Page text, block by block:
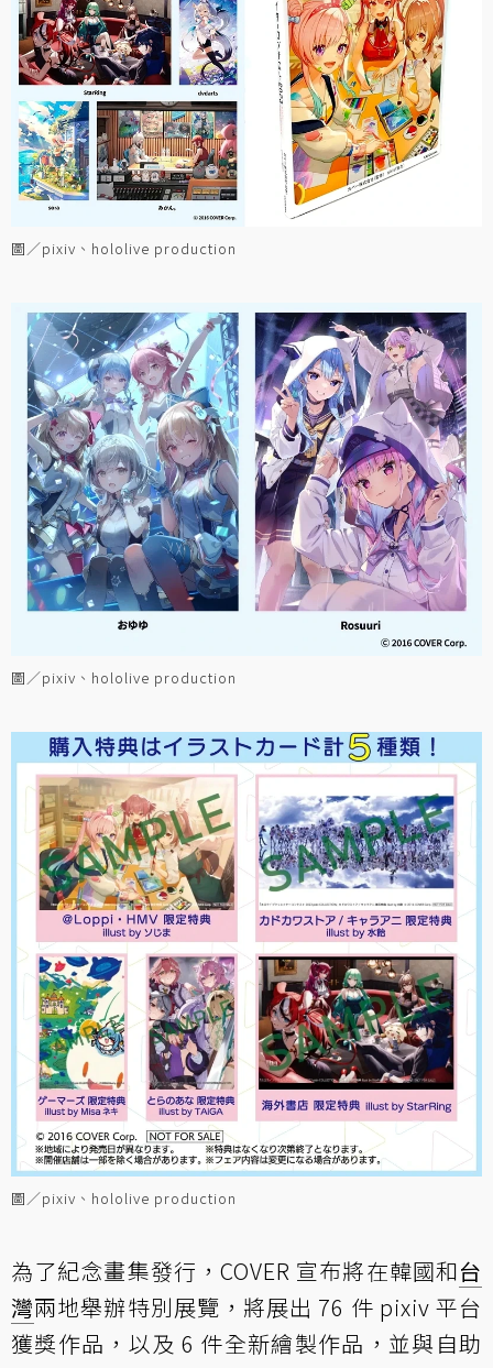
圖／pixiv、hololive production
圖／pixiv、hololive production
圖／pixiv、hololive production
為了紀念畫集發行，COVER 宣布將在韓國和台
灣兩地舉辦特別展覽，將展出 76 件 pixiv 平台
獲獎作品，以及 6 件全新繪製作品，並與自助